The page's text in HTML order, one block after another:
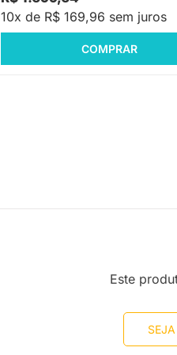
10x de R$ 169,96 sem juros
COMPRAR
Este